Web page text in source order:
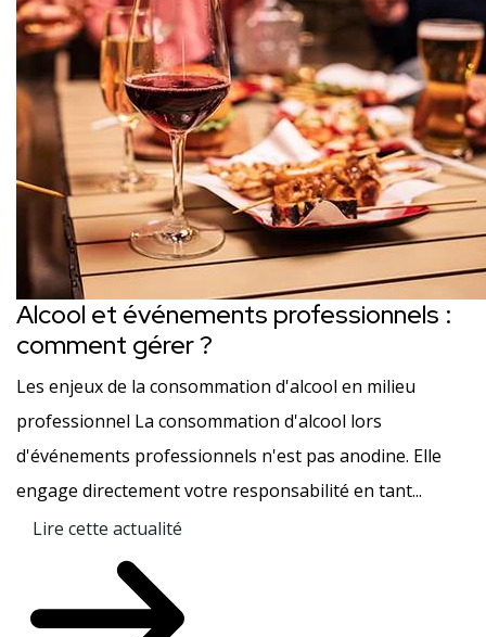
Alcool et événements professionnels :
comment gérer ?
Les enjeux de la consommation d'alcool en milieu
professionnel La consommation d'alcool lors
d'événements professionnels n'est pas anodine. Elle
engage directement votre responsabilité en tant...
Lire cette actualité